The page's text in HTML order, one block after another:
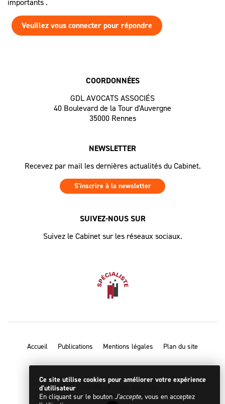
importants .
Veuillez vous connecter pour répondre
COORDONNÉES
GDL AVOCATS ASSOCIÉS
40 Boulevard de la Tour d'Auvergne
35000 Rennes
NEWSLETTER
Recevez par mail les dernières actualités du Cabinet.
S'inscrire à la newsletter
SUIVEZ-NOUS SUR
Suivez le Cabinet sur les réseaux sociaux.
Accueil Publications Mentions légales Plan du site
© 2026 GDL Avocats associés
Designed by
Ce site utilise cookies pour améliorer votre expérience
d'utilisateur
En cliquant sur le bouton J'accepte, vous en acceptez